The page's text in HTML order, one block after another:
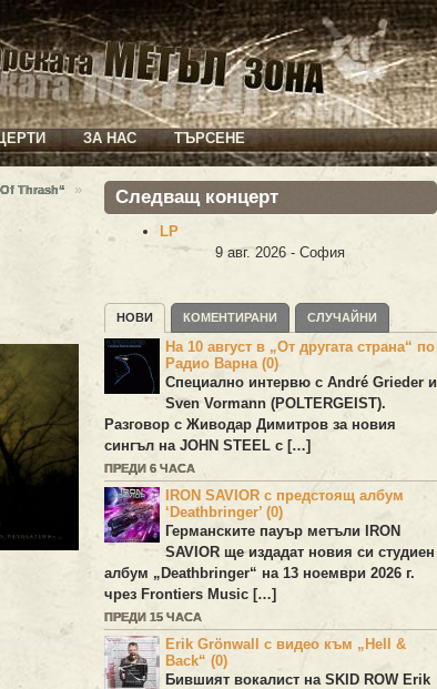
ЗА НАС ТЪРСЕНЕ
Thrash“ » Следващ концерт
LP
9 авг. 2026 - София
НОВИ КОМЕНТИРАНИ СЛУЧАЙНИ
На 10 август в „От другата страна“ по
Радио Варна (0)
Специално интервю с André Grieder и
Sven Vormann (POLTERGEIST).
Разговор с Живодар Димитров за новия
сингъл на JOHN STEEL с […]
ПРЕДИ 6 ЧАСА
IRON SAVIOR с предстоящ албум
‘Deathbringer’ (0)
Германските пауър метъли
IRON
SAVIOR ще издадат новия си студиен
албум „ Deathbringer“ на 13 ноември 2026 г.
чрез Frontiers Music […]
ПРЕДИ 15 ЧАСА
Erik Grönwall с видео към „Hell &
Back“ (0)
Бившият вокалист на SKID ROW Erik